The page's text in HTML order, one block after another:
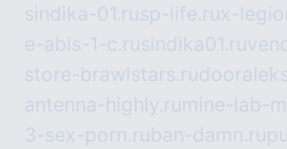
sindika-01.rusp-life.rux-
e-abis-1-c.rusindika01.ru
store-brawlstars.ru
antenna-highly.ru mine-lab-
3-sex-porn.ruban-damn.ru